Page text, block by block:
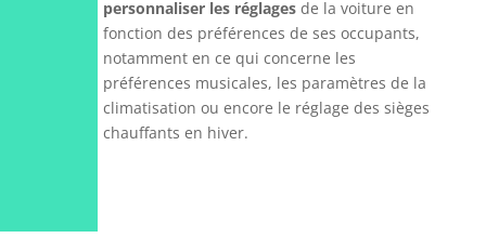
personnaliser les réglagesde la voiture en
fonction des préférences de ses occupants,
notamment en ce qui concerne les
préférences musicales, les paramètres de la
climatisation ou encore le réglage des sièges
chauffants en hiver.